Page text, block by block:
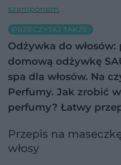
szamponem.
PRZECZYTAJ TAKŻE:
Odżywka do włosów:
domową odżywkę
spa dla włosów. Na
Perfumy. Jak zrobić
perfumy? Łatwy
Przepis na
włosy